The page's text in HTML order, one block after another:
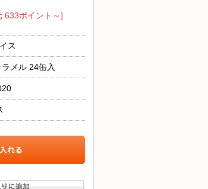
633ポイント～]
ス
メル 24缶入